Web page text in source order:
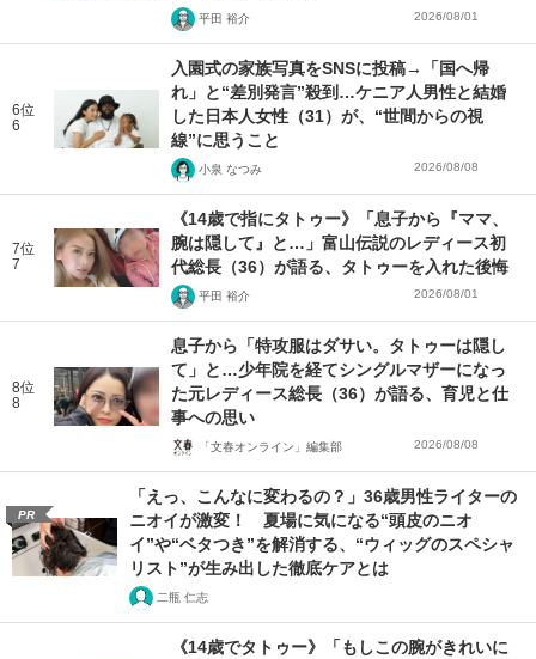
平田 裕介 2026/08/01
6位
6
入園式の家族写真をSNSに投稿→「国へ帰
れ」と“差別発言”殺到…ケニア人男性と結婚
した日本人女性（31）が、“世間からの視
線”に思うこと
小泉 なつみ 2026/08/08
7位
7
《14歳で指にタトゥー》「息子から『ママ、
腕は隠して』と…」富山伝説のレディース初
代総長（36）が語る、タトゥーを入れた後悔
平田 裕介 2026/08/01
8位
8
息子から「特攻服はダサい。タトゥーは隠し
て」と…少年院を経てシングルマザーになっ
た元レディース総長（36）が語る、育児と仕
事への思い
「文春オンライン」編集部 2026/08/08
PR
「えっ、こんなに変わるの？」36歳男性ライターの
ニオイが激変！ 夏場に気になる“頭皮のニオ
イ”や“ベタつき”を解消する、“ウィッグのスペシャ
リスト”が生み出した徹底ケアとは
二瓶 仁志
《14歳でタトゥー》「もしこの腕がきれいに